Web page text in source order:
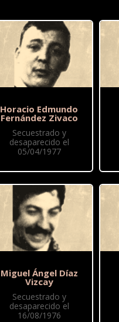
Horacio Edmundo
Fernández Zivaco
Secuestrado y
desaparecido el
05/04/1977
Miguel Ángel Díaz
Vizcay
Secuestrado y
desaparecido el
16/08/1976